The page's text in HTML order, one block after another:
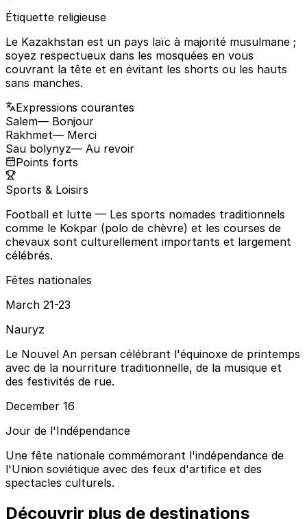
Étiquette religieuse
Le Kazakhstan est un pays laïc à majorité musulmane ;
soyez respectueux dans les mosquées en vous
couvrant la tête et en évitant les shorts ou les hauts
sans manches.
Expressions courantes
Salem— Bonjour
Rakhmet— Merci
Sau bolynyz— Au revoir
Points forts
Sports & Loisirs
Football et lutte — Les sports nomades traditionnels
comme le Kokpar (polo de chèvre) et les courses de
chevaux sont culturellement importants et largement
célébrés.
Fêtes nationales
March 21-23
Nauryz
Le Nouvel An persan célébrant l'équinoxe de printemps
avec de la nourriture traditionnelle, de la musique et
des festivités de rue.
December 16
Jour de l'Indépendance
Une fête nationale commémorant l'indépendance de
l'Union soviétique avec des feux d'artifice et des
spectacles culturels.
Découvrir plus de destinations